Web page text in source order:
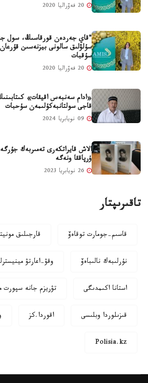
"قاي جەردەن قورقاسىڭ، سول
سۇلۋلىق سالونى بيزنەسىن
سۇقبات
«ادام سەنبەس اقيقات»
قاجى سولتانبەكۇلىمەن سۇحبات
الاش قايراتكەرى تەمىربەك
ۇرپاققا ونەگە
تاقىرىپتار
قاسىم-جومارت توقاەۆ قارجىلىق
نۇرلىبەك نالىباەۆ وقۋ-اعارتۋ
استانا اكىمدىگى تۋريزم جانە سپورت
قىزىلوردا وبلىسى اقوردا.كز
Polisia.kz